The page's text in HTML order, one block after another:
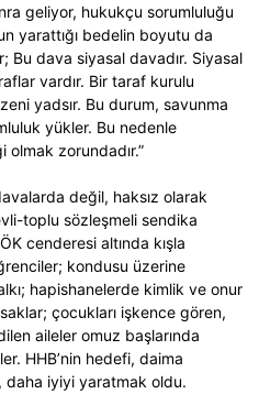
geliyor, hukukçu sorumluluğu
yarattığı bedelin boyutu da
Bu dava siyasal davadır. Siyasal
vardır. Bir taraf kurulu
yadsır. Bu durum, savunma
yükler. Bu nedenle
olmak zorundadır.”
değil, haksız olarak
toplu sözleşmeli sendika
cenderesi altında kışla
kondusu üzerine
hapishanelerde kimlik ve onur
çocukları işkence gören,
aileler omuz başlarında
HHB’nin hedefi, daima
daha iyiyi yaratmak oldu.